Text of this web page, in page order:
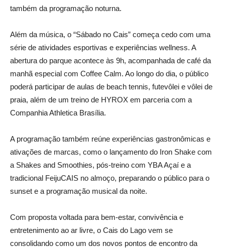
também da programação noturna.
Além da música, o “Sábado no Cais” começa cedo com uma
série de atividades esportivas e experiências wellness. A
abertura do parque acontece às 9h, acompanhada de café da
manhã especial com Coffee Calm. Ao longo do dia, o público
poderá participar de aulas de beach tennis, futevôlei e vôlei de
praia, além de um treino de HYROX em parceria com a
Companhia Athletica Brasília.
A programação também reúne experiências gastronômicas e
ativações de marcas, como o lançamento do Iron Shake com
a Shakes and Smoothies, pós-treino com YBA Açaí e a
tradicional FeijuCAIS no almoço, preparando o público para o
sunset e a programação musical da noite.
Com proposta voltada para bem-estar, convivência e
entretenimento ao ar livre, o Cais do Lago vem se
consolidando como um dos novos pontos de encontro da